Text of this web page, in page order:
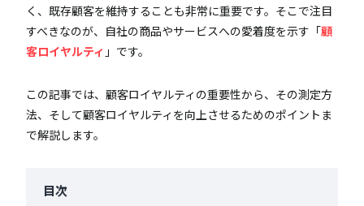
く、既存顧客を維持することも非常に重要です。そこで注目
すべきなのが、自社の商品やサービスへの愛着度を示す「顧
客ロイヤルティ 」です。
この記事では、顧客ロイヤルティの重要性から、その測定方
法、そして顧客ロイヤルティを向上させるためのポイントま
で解説します。
目次